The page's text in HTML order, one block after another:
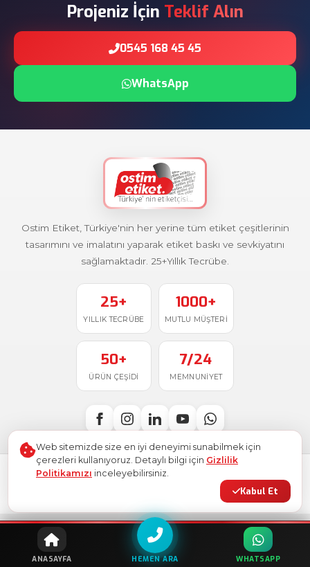
Projeniz İçin Teklif Alın
0545 168 45 45
WhatsApp
Ostim Etiket, Türkiye'nin her yerine tüm etiket çeşitlerinin
tasarımını ve imalatını yaparak etiket baskı ve sevkiyatını
sağlamaktadır. 25+Yıllık Tecrübe.
25+
YILLIK TECRÜBE
1000+
MUTLU MÜŞTERI
50+
ÜRÜN ÇEŞIDI
7/24
MEMNUNIYET
. Tüm hakları saklıdır.
Türkiye'de ile üretildi
Site Haritası
ANASAYFA HEMEN ARA WHATSAPP
Web sitemizde size en iyi deneyimi sunabilmek için
çerezleri kullanıyoruz. Detaylı bilgi için Gizlilik
Politikamızı inceleyebilirsiniz.
Kabul Et